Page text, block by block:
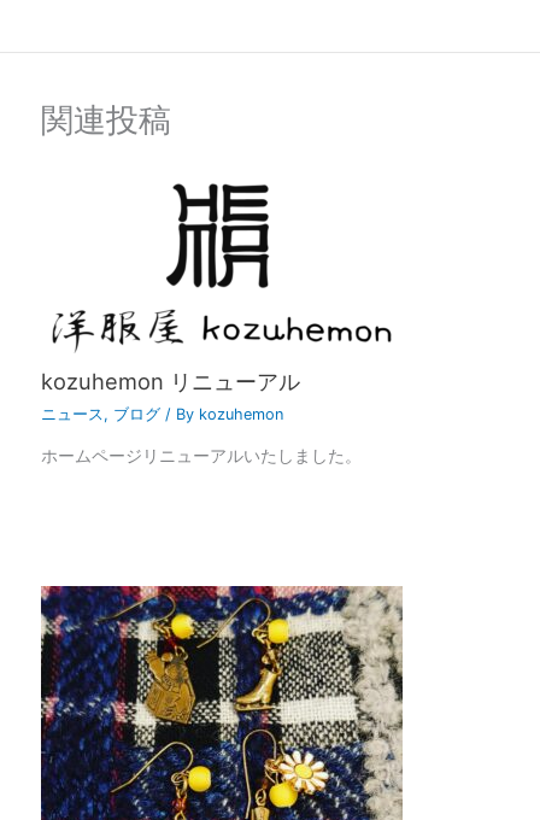
関連投稿
kozuhemon リニューアル
ニュース , ブログ / By kozuhemon
ホームページリニューアルいたしました。